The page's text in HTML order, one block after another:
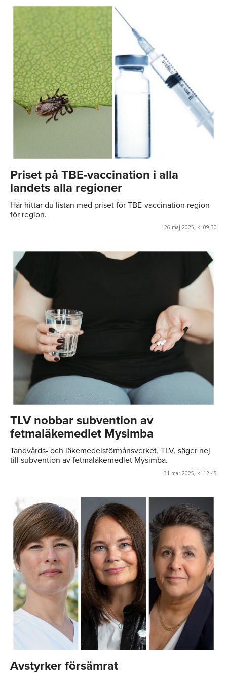
Priset på TBE-vaccination i alla
landets alla regioner
Här hittar du listan med priset för TBE-vaccination region
för region.
26 maj 2025, kl 09:30
TLV nobbar subvention av
fetmaläkemedlet Mysimba
Tandvårds- och läkemedelsförmånsverket, TLV, säger nej
till subvention av fetmaläkemedlet Mysimba.
31 mar 2025, kl 12:45
Avstyrker försämrat